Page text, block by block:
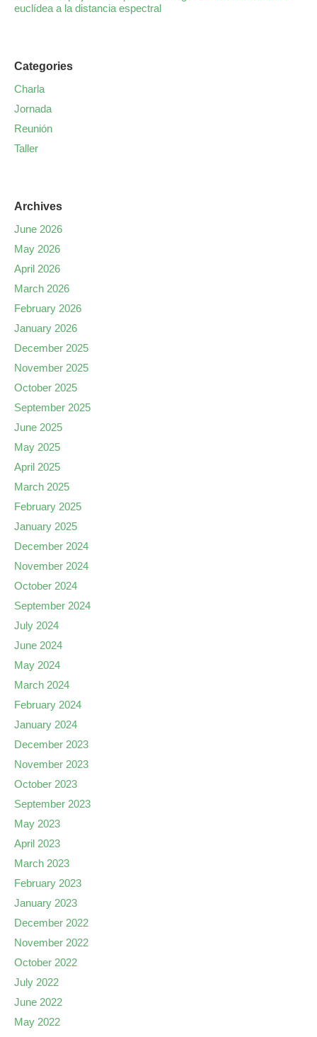
euclídea a la distancia espectral
Categories
Charla
Jornada
Reunión
Taller
Archives
June 2026
May 2026
April 2026
March 2026
February 2026
January 2026
December 2025
November 2025
October 2025
September 2025
June 2025
May 2025
April 2025
March 2025
February 2025
January 2025
December 2024
November 2024
October 2024
September 2024
July 2024
June 2024
May 2024
March 2024
February 2024
January 2024
December 2023
November 2023
October 2023
September 2023
May 2023
April 2023
March 2023
February 2023
January 2023
December 2022
November 2022
October 2022
July 2022
June 2022
May 2022